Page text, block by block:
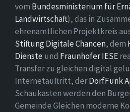
vom Bundesministerium für
Landwirtschaft), das in
ehrenamtlichen Projektkreis
Stiftung Digitale Chancen, dem
Dienste und Fraunhofer IESE
Transfer zu gleichen.digital
Internetauftritt, derDorfFunk
Schaukästen werden den
Gemeinde Gleichen moderne